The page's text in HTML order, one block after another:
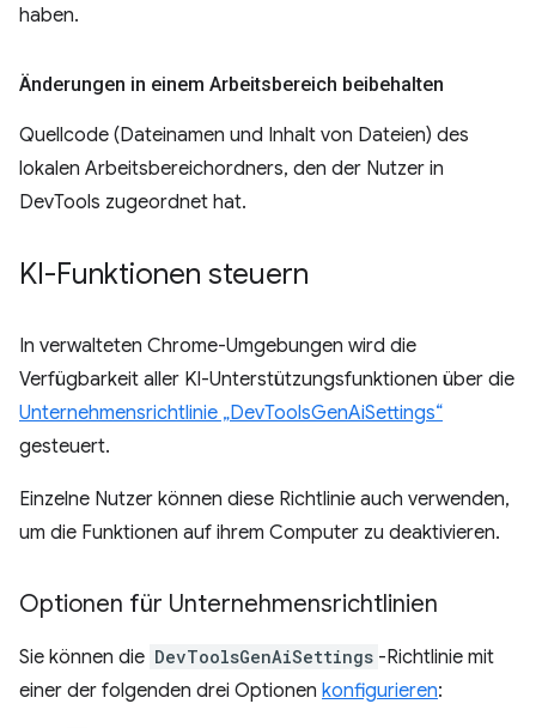
haben.
Änderungen in einem Arbeitsbereich beibehalten
Quellcode (Dateinamen und Inhalt von Dateien) des
lokalen Arbeitsbereichordners, den der Nutzer in
DevTools zugeordnet hat.
KI-Funktionen steuern
In verwalteten Chrome-Umgebungen wird die
Verfügbarkeit aller KI-Unterstützungsfunktionen über die
Unternehmensrichtlinie „DevToolsGenAiSettings“
gesteuert.
Einzelne Nutzer können diese Richtlinie auch verwenden,
um die Funktionen auf ihrem Computer zu deaktivieren.
Optionen für Unternehmensrichtlinien
Sie können die DevToolsGenAiSettings -Richtlinie mit
einer der folgenden drei Optionen konfigurieren: